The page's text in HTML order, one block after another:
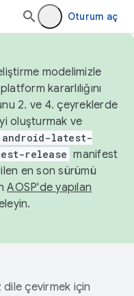
Oturum aç
modelimizle
kararlılığını
2. ve 4. çeyreklerde
oluşturmak ve
android-latest-
release manifest
en son sürümü
AOSP'de yapılan
çevirmek için